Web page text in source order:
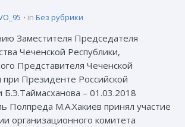
in Без рубрики
Заместителя Председателя
Чеченской Республики,
Представителя Чеченской
при Президенте Российской
– 01.03.2018
Полпреда М.А.Хакиев принял участие
организационного комитета